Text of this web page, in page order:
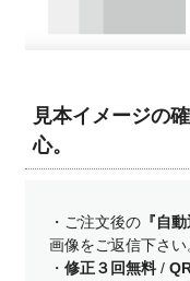
見本イメージの
心。
・ご注文後の『自動
画像をご返信下さい
・ 修正３回無料/